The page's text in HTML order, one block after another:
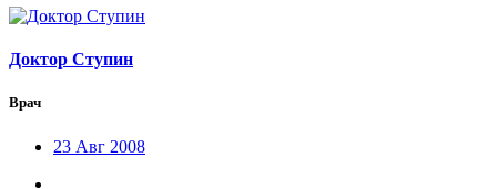
Доктор Ступин
Врач
23 Авг 2008